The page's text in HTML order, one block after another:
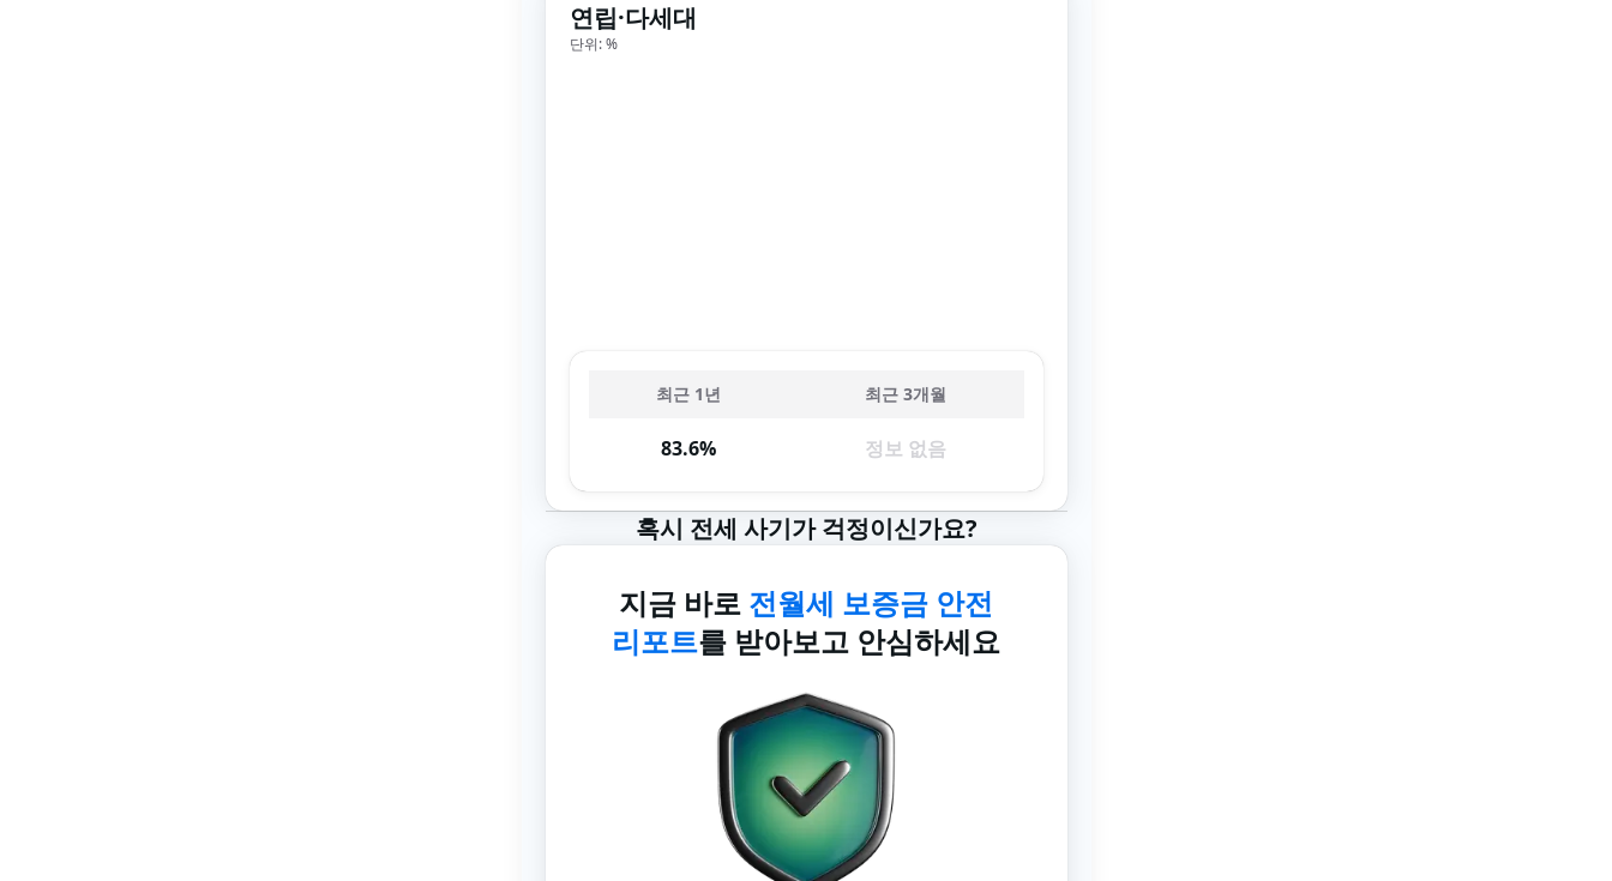
연립·다세대
단위: %
최근 1년 최근 3개월
83.6% 정보 없음
혹시 전세 사기가 걱정이신가요?
지금 바로 전월세 보증금 안전
리포트를 받아보고 안심하세요